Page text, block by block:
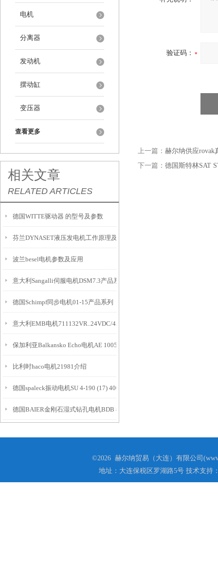
电机
分离器
发动机
摆动缸
变压器
查看更多
相关文章
RELATED ARTICLES
德国WITTE驱动器 的型号及参数
芬兰DYNASET液压发电机工作原理及应用
波兰besel电机参数及应用
意大利Sangalli伺服电机DSM7.3产品系列特点与用途
德国Schimpf同步电机01-15产品系列
意大利EMB电机711132VR..24VDC/450 Watt介绍
保加利亚Balkansko Echo电机АЕ 1005К6А介绍
比利时haco电机21981介绍
德国spaleck振动电机SU 4-190 (17) 400/50介绍
德国BAIER金刚石湿式钻孔电机BDB 835介绍
验证码：
上一篇： 赫尔纳供应rovak
下一篇： 德国斯特林SAT
©2026 赫尔纳贸易（大连）有限公司
地址：大连保税区罗湖路5号 技术支持